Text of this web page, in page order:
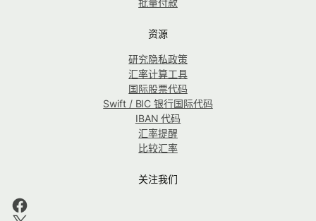
批量付款
资源
研究隐私政策
汇率计算工具
国际股票代码
Swift / BIC 银行国际代码
IBAN 代码
汇率提醒
比较汇率
关注我们